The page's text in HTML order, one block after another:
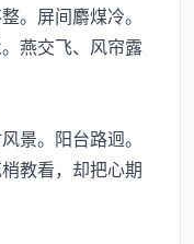
。屏间麝煤冷。
燕交飞、风帘露
景。阳台路迥。
教看，却把心期